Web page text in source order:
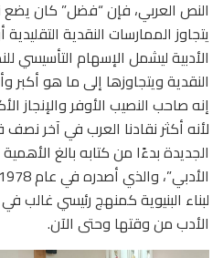
النص العربي، فإن “فضل” كان
يتجاوز الممارسات النقدية
الأدبية ليشمل الإسهام التأسيسي
النقدية ويتجاوزها إلى ما هو
إنه صاحب النصيب الأوفر والإنجاز
لأنه أكثر نقادنا العرب في آخر
الجديدة بدءًا من كتابه بالغ الأهمية
لبناء البنيوية كمنهج رئيسي غالب
الأدب من وقتها وحتى الآن.